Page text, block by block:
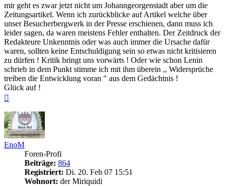
mir geht es zwar jetzt nicht um Johanngeorgenstadt aber um die
Zeitungsartikel. Wenn ich zurückblicke auf Artikel welche über
unser Besucherbergwerk in der Presse erschienen, dann muss ich
leider sagen, da waren meistens Fehler enthalten. Der Zeitdruck der
Redakteure Unkenntnis oder was auch immer die Ursache dafür
waren, sollten keine Entschuldigung sein so etwas nicht kritisieren
zu dürfen ! Kritik bringt uns vorwärts ! Oder wie schon Lenin
schrieb in dem Punkt stimme ich mit ihm überein ,, Widersprüche
treiben die Entwicklung voran " aus dem Gedächtnis !
Glück auf !
EnoM
Foren-Profi
Beiträge: 864
Registriert: Di. 20. Feb 07 15:51
Wohnort: der Miriquidi